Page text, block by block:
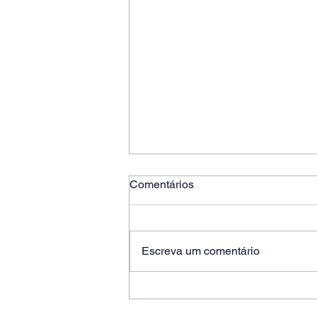
Comentários
Escreva um comentário